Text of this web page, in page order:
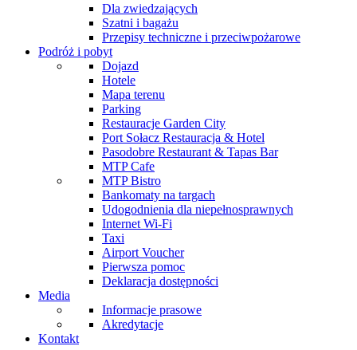
Dla zwiedzających
Szatni i bagażu
Przepisy techniczne i przeciwpożarowe
Podróż i pobyt
Dojazd
Hotele
Mapa terenu
Parking
Restauracje Garden City
Port Sołacz Restauracja & Hotel
Pasodobre Restaurant & Tapas Bar
MTP Cafe
MTP Bistro
Bankomaty na targach
Udogodnienia dla niepełnosprawnych
Internet Wi-Fi
Taxi
Airport Voucher
Pierwsza pomoc
Deklaracja dostępności
Media
Informacje prasowe
Akredytacje
Kontakt